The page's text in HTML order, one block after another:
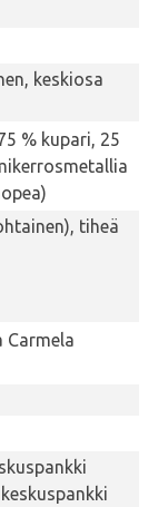
keskiosa
% kupari, 25
tiheä
Carmela